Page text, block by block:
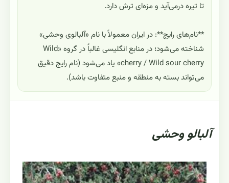
تا تیره درمی‌آید و مزه‌ای ترش دارد.
**نام‌های رایج**: در ایران معمولاً با نام «آلبالوی وحشی»
شناخته می‌شود؛ در منابع انگلیسی غالباً در گروه «Wild
cherry / Wild sour cherry» یاد می‌شود (نام رایج دقیق
می‌تواند بسته به منطقه و منبع متفاوت باشد).
آلبالو وحشی